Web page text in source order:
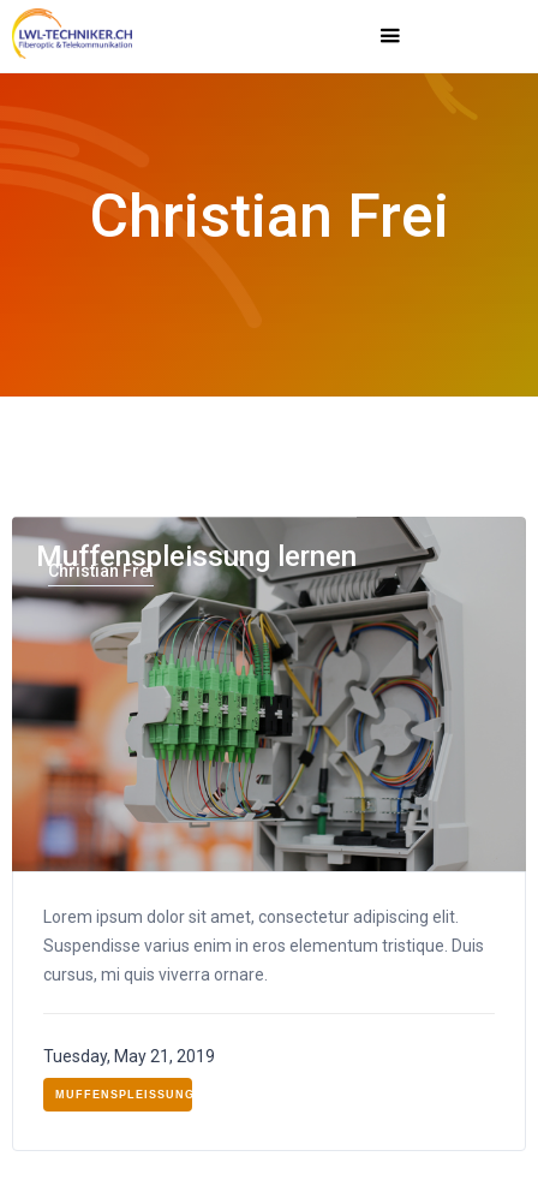
Christian Frei
Muffenspleissung lernen
Christian Frei
Lorem ipsum dolor sit amet, consectetur adipiscing elit.
Suspendisse varius enim in eros elementum tristique. Duis
cursus, mi quis viverra ornare.
Tuesday, May 21, 2019
MUFFENSPLEISSUNGEN